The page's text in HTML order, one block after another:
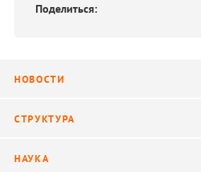
Поделиться:
НОВОСТИ
Видео
СТРУКТУРА
НАУКА